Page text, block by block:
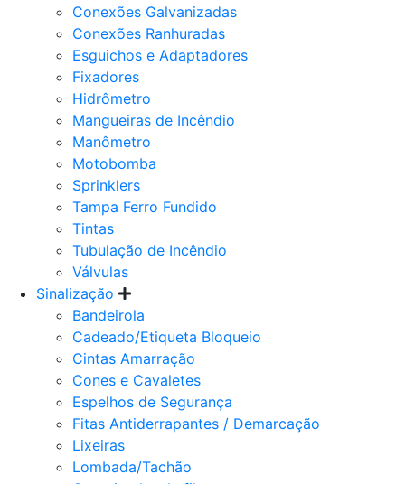
Conexões Galvanizadas
Conexões Ranhuradas
Esguichos e Adaptadores
Fixadores
Hidrômetro
Mangueiras de Incêndio
Manômetro
Motobomba
Sprinklers
Tampa Ferro Fundido
Tintas
Tubulação de Incêndio
Válvulas
Sinalização
Bandeirola
Cadeado/Etiqueta Bloqueio
Cintas Amarração
Cones e Cavaletes
Espelhos de Segurança
Fitas Antiderrapantes / Demarcação
Lixeiras
Lombada/Tachão